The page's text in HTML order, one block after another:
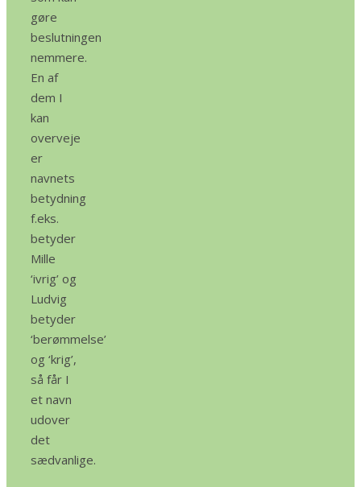
gøre
beslutningen
nemmere.
En af
dem I
kan
overveje
er
navnets
betydning
f.eks.
betyder
Mille
‘ivrig’ og
Ludvig
betyder
‘berømmelse’
og ‘krig’,
så får I
et navn
udover
det
sædvanlige.